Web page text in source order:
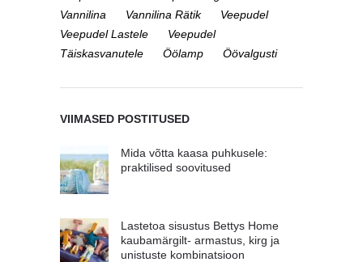
Vannilina
Vannilina Rätik
Veepudel
Veepudel Lastele
Veepudel
Täiskasvanutele
Öölamp Öövalgusti
VIIMASED POSTITUSED
Mida võtta kaasa puhkusele:
praktilised soovitused
Lastetoa sisustus Bettys Home
kaubamärgilt- armastus, kirg ja
unistuste kombinatsioon